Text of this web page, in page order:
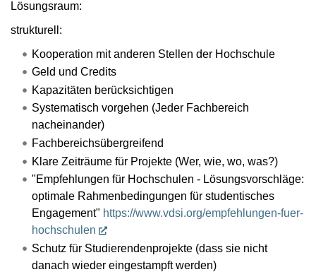
Lösungsraum:
strukturell:
Kooperation mit anderen Stellen der Hochschule
Geld und Credits
Kapazitäten berücksichtigen
Systematisch vorgehen (Jeder Fachbereich
nacheinander)
Fachbereichsübergreifend
Klare Zeiträume für Projekte (Wer, wie, wo, was?)
"Empfehlungen für Hochschulen - Lösungsvorschläge:
optimale Rahmenbedingungen für studentisches
Engagement" https://www.vdsi.org/empfehlungen-fuer-
hochschulen
Schutz für Studierendenprojekte (dass sie nicht
danach wieder eingestampft werden)